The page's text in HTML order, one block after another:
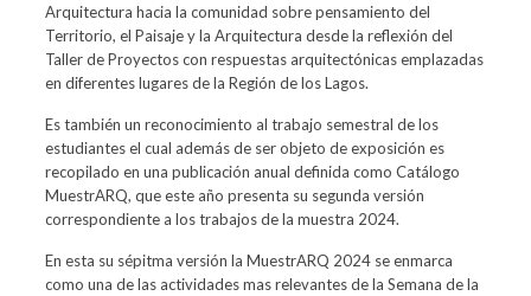
Arquitectura hacia la comunidad sobre pensamiento del
Territorio, el Paisaje y la Arquitectura desde la reflexión del
Taller de Proyectos con respuestas arquitectónicas emplazadas
en diferentes lugares de la Región de los Lagos.
Es también un reconocimiento al trabajo semestral de los
estudiantes el cual además de ser objeto de exposición es
recopilado en una publicación anual definida como Catálogo
MuestrARQ, que este año presenta su segunda versión
correspondiente a los trabajos de la muestra 2024.
En esta su sépitma versión la MuestrARQ 2024 se enmarca
como una de las actividades mas relevantes de la Semana de la